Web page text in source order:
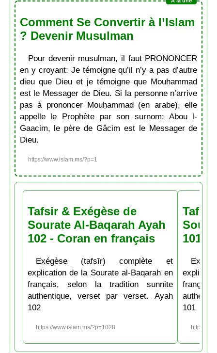
Comment Se Convertir à l’Islam
? Devenir Musulman
Pour devenir musulman, il faut PRONONCER
en y croyant: Je témoigne qu’il n’y a pas d’autre
dieu que Dieu et je témoigne que Mouḥammad
est le Messager de Dieu. Si la personne n’arrive
pas à prononcer Mouḥammad (en arabe), elle
appelle le Prophète par son surnom: Abou l-
Gaacim, le père de Gâcim est le Messager de
Dieu.
https://www.islam.ms/?p=1
Tafsir & Exégèse de
Sourate Al-Baqarah Ayah
102 - Coran en français
Exégèse (tafsīr) complète et
explication de la Sourate al-Baqarah en
français, selon la tradition sunnite
authentique, verset par verset. Ayah
102
https://www.islam.ms/?p=1028
Tafsir
101 -
101
https://